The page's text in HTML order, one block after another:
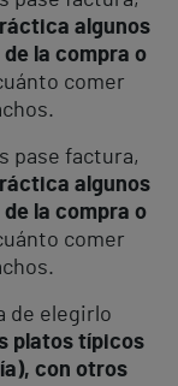
algunos
la compra o
comer
pase factura,
algunos
la compra o
comer
de elegirlo
platos típicos
con otros